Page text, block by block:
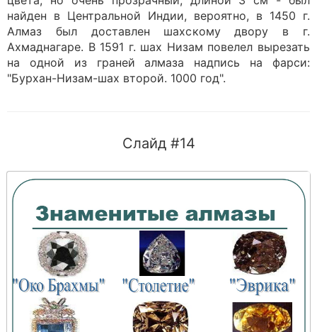
найден в Центральной Индии, вероятно, в 1450 г.
Алмаз был доставлен шахскому двору в г.
Ахмаднагаре. В 1591 г. шах Низам повелел вырезать
на одной из граней алмаза надпись на фарси:
"Бурхан-Низам-шах второй. 1000 год".
Слайд #14